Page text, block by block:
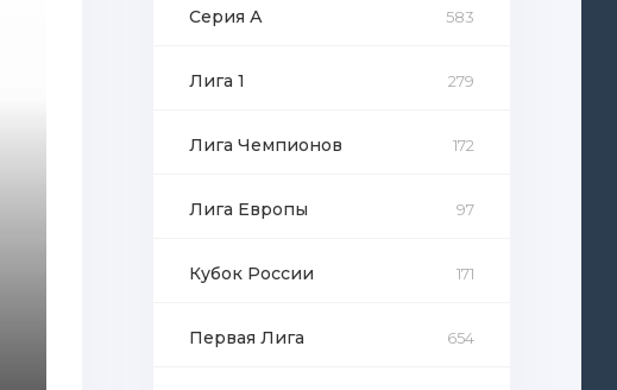
Серия А 583
Лига 1 279
Лига Чемпионов 172
Лига Европы 97
Кубок России 171
Первая Лига 654